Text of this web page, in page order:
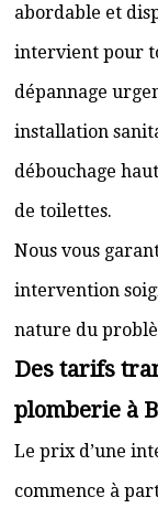
abordable et
intervient pour
dépannage
installation
débouchage
de toilettes.
Nous vous
intervention
nature du
Des tarifs
plomberie à
Le prix d’une
commence à